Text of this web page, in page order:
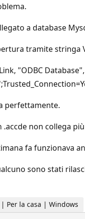
a database
tramite stringa
"ODBC
perfettamente.
non collega
fa funzionava
sono stati
Per la casa | Windows